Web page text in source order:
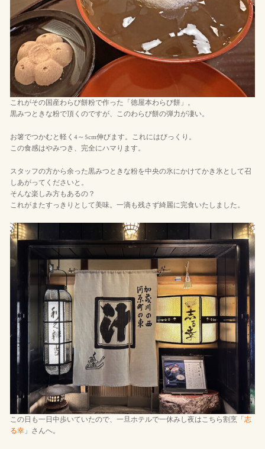
これがその国産わらび餅粉で作った「徳屋本わらび餅」。
黒みつときな粉で頂くのですが、このわらび餅の弾力が凄い。
お箸でつかむと軽く4～5cm伸びます。これにはびっくり。
この食感はやみつき、完全にハマります。
スタッフの方から余った黒みつときな粉を中央の氷にかけてかき氷として召
しあがってくださいと。
そんな楽しみ方もあるの？
これがまたすっきりとして美味。一滴も残さず綺麗に完食いたしました。
この日も一日中歩いていたので、一旦ホテルで一休みし夜はこちら割烹「 志
る幸」さんへ。